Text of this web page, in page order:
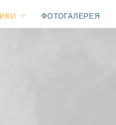
ФОТОГАЛЕРЕЯ